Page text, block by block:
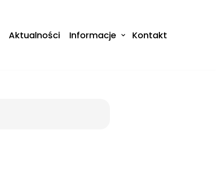
Aktualności Informacje Kontakt